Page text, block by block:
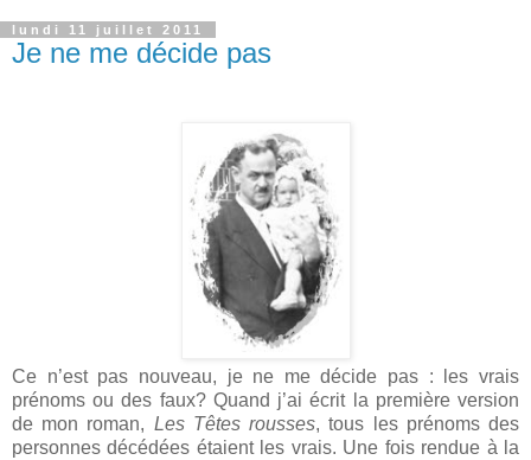
lundi 11 juillet 2011
Je ne me décide pas
Ce n’est pas nouveau, je ne me décide pas : les vrais
prénoms ou des faux? Quand j’ai écrit la première version
de mon roman, Les Têtes rousses, tous les prénoms des
personnes décédées étaient les vrais. Une fois rendue à la